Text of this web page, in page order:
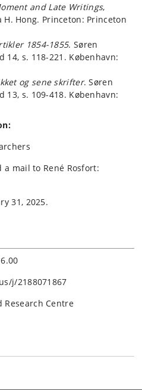
and Late Writings,
H. Hong. Princeton: Princeton
1854-1855. Søren
14, s. 118-221. København:
og sene skrifter. Søren
13, s. 109-418. København:
mail to René Rosfort:
31, 2025.
j/2188071867
Research Centre